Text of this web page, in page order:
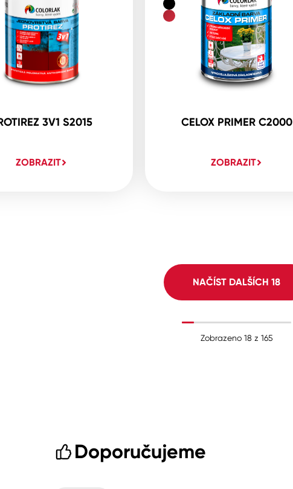
3V1 S2015
ZOBRAZIT
CELOX PRIMER C2000
ZOBRAZIT
NAČÍST DALŠÍCH 18
Zobrazeno 18 z 165
Doporučujeme